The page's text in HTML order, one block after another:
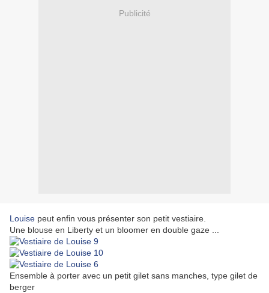
Publicité
Louise peut enfin vous présenter son petit vestiaire.
Une blouse en Liberty et un bloomer en double gaze ...
Ensemble à porter avec un petit gilet sans manches, type gilet de
berger